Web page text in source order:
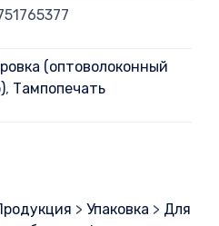
(оптоволоконный
, Тампопечать
> Упаковка > Для